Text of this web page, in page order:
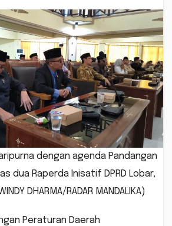
dengan agenda Pandangan
dua Raperda Inisatif DPRD Lobar,
DHARMA/RADAR MANDALIKA)
Peraturan Daerah